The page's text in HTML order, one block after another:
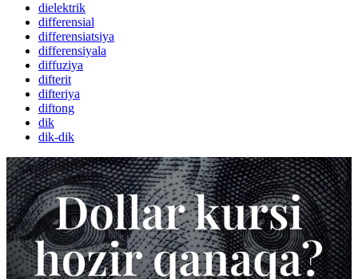
dielektrik
differensial
differensiatsiya
differensiyala
diffuziya
difterit
difteriya
diftong
dik
dik-dik